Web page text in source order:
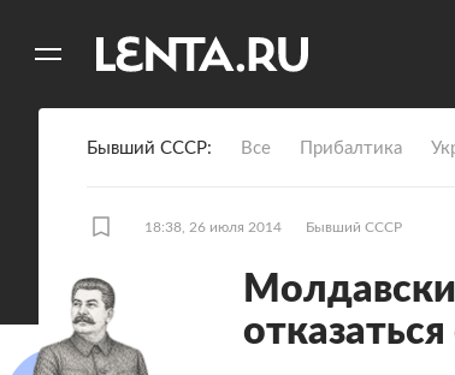
Бывший СССР Все Прибалтика
18:38, 26 июля 2014 Бывший СССР